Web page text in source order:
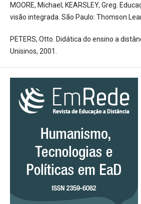
MOORE, Michael; KEARSLEY, Greg.
visão integrada. São Paulo: Thomson
PETERS, Otto. Didática do ensino a
Unisinos, 2001.